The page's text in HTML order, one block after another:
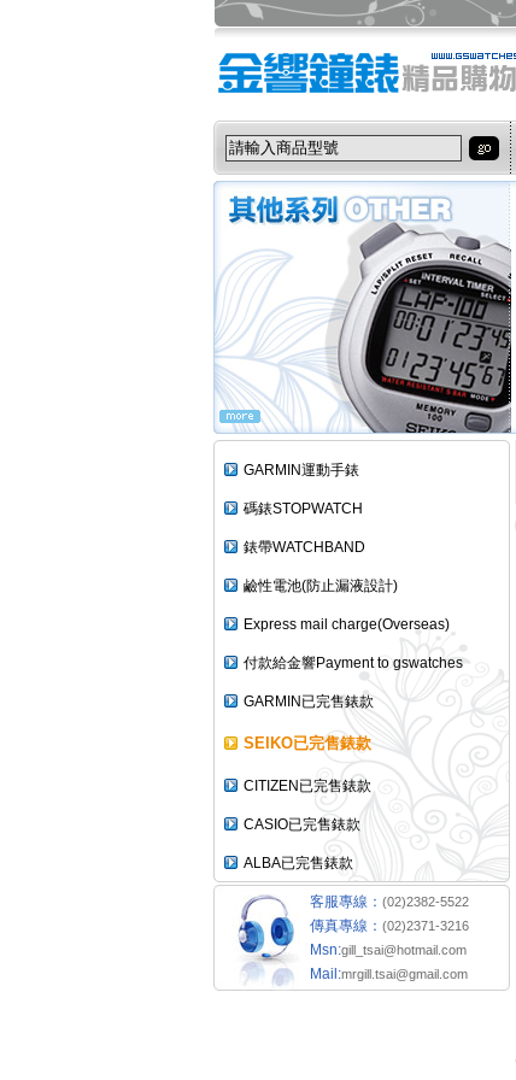
GARMIN運動手錶
碼錶STOPWATCH
錶帶WATCHBAND
鹼性電池(防止漏液設計)
Express mail charge(Overseas)
付款給金響Payment to gswatches
GARMIN已完售錶款
SEIKO已完售錶款
CITIZEN已完售錶款
CASIO已完售錶款
ALBA已完售錶款
客服專線： (02)2382-5522
傳真專線： (02)2371-3216
Msn:gill_tsai@hotmail.com
Mail:mrgill.tsai@gmail.com